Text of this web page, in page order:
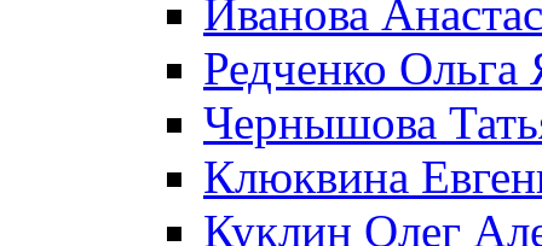
Иванова
Редченко Ольга
Чернышова
Клюквина
Куклин Олег